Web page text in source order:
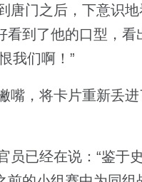
门之后，下意识地
看到了他的口型，看
我们啊！”
，将卡片重新丢进
已经在说：“鉴于